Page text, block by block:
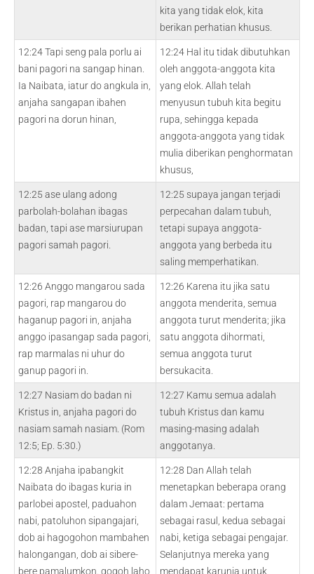
kita yang tidak elok, kita
berikan perhatian khusus.
12:24 Tapi seng pala porlu ai
bani pagori na sangap hinan.
Ia Naibata, iatur do angkula in,
anjaha sangapan ibahen
pagori na dorun hinan,
12:24 Hal itu tidak dibutuhkan
oleh anggota-anggota kita
yang elok. Allah telah
menyusun tubuh kita begitu
rupa, sehingga kepada
anggota-anggota yang tidak
mulia diberikan penghormatan
khusus,
12:25 ase ulang adong
parbolah-bolahan ibagas
badan, tapi ase marsiurupan
pagori samah pagori.
12:25 supaya jangan terjadi
perpecahan dalam tubuh,
tetapi supaya anggota-
anggota yang berbeda itu
saling memperhatikan.
12:26 Anggo mangarou sada
pagori, rap mangarou do
haganup pagori in, anjaha
anggo ipasangap sada pagori,
rap marmalas ni uhur do
ganup pagori in.
12:26 Karena itu jika satu
anggota menderita, semua
anggota turut menderita; jika
satu anggota dihormati,
semua anggota turut
bersukacita.
12:27 Nasiam do badan ni
Kristus in, anjaha pagori do
nasiam samah nasiam. (Rom
12:5; Ep. 5:30.)
12:27 Kamu semua adalah
tubuh Kristus dan kamu
masing-masing adalah
anggotanya.
12:28 Anjaha ipabangkit
Naibata do ibagas kuria in
parlobei apostel, paduahon
nabi, patoluhon sipangajari,
dob ai hagogohon mambahen
halongangan, dob ai sibere-
bere pamalumkon, gogoh laho
12:28 Dan Allah telah
menetapkan beberapa orang
dalam Jemaat: pertama
sebagai rasul, kedua sebagai
nabi, ketiga sebagai pengajar.
Selanjutnya mereka yang
mendapat karunia untuk